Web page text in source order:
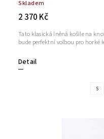
Skladem
2 370 Kč
Detail
Tato klasická lněná košile na
bude perfektní volbou pro horké
S